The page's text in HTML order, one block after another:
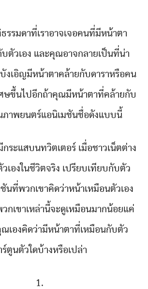
รรมดาที่เราอาจเจอคนที่มีหน้าตา
ตัวเอง และคุณอาจกลายเป็นที่น่า
งเอิญมีหน้าตาคล้ายกับดาราหรือคน
ษขึ้นไปอีกถ้าคุณมีหน้าตาที่คล้ายกับ
ภาพยนตร์แอนิเมชันชื่อดังแบบนี้
กระแสบนทวิตเตอร์ เมื่อชาวเน็ตต่าง
เองในชีวิตจริง เปรียบเทียบกับตัว
นที่พวกเขาคิดว่าหน้าเหมือนตัวเอง
กเขาเหล่านี้จะดูเหมือนมากน้อยแค่
เองคิดว่ามีหน้าตาที่เหมือนกับตัว
ร์ตูนตัวใดบ้างหรือเปล่า
1.